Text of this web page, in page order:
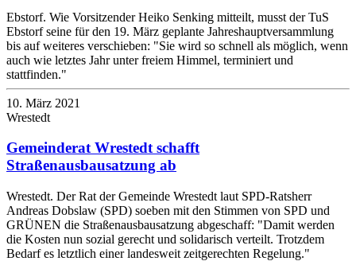
Ebstorf. Wie Vorsitzender Heiko Senking mitteilt, musst der TuS
Ebstorf seine für den 19. März geplante Jahreshauptversammlung
bis auf weiteres verschieben: "Sie wird so schnell als möglich, wenn
auch wie letztes Jahr unter freiem Himmel, terminiert und
stattfinden."
10. März 2021
Wrestedt
Gemeinderat Wrestedt schafft
Straßenausbausatzung ab
Wrestedt. Der Rat der Gemeinde Wrestedt laut SPD-Ratsherr
Andreas Dobslaw (SPD) soeben mit den Stimmen von SPD und
GRÜNEN die Straßenausbausatzung abgeschaff: "Damit werden
die Kosten nun sozial gerecht und solidarisch verteilt. Trotzdem
Bedarf es letztlich einer landesweit zeitgerechten Regelung."